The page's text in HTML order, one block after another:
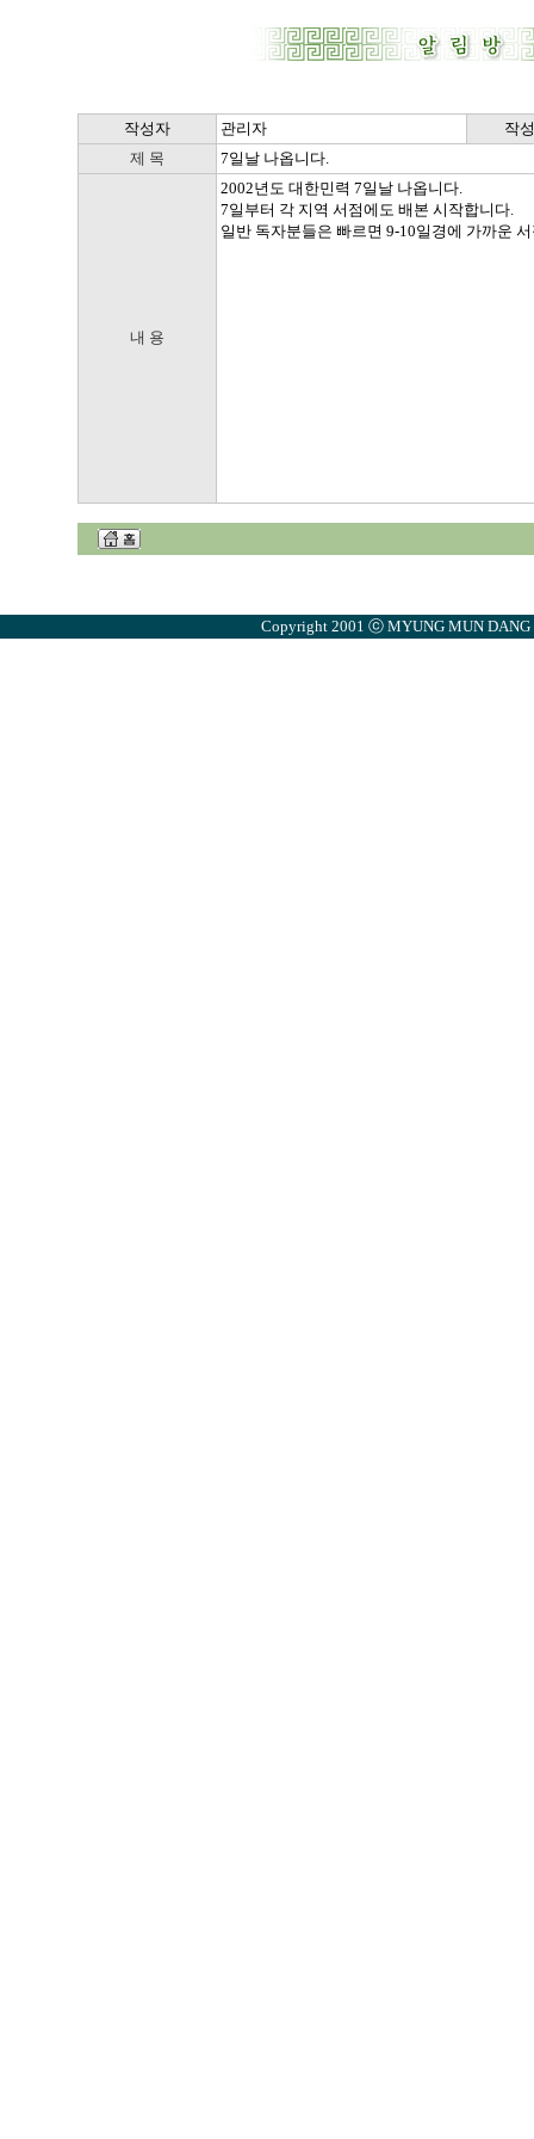
작성자 관리자
작
제 목
7일날 나옵니다.
내 용
2002년도 대한민력 7일날 나옵니다.
7일부터 각 지역 서점에도 배본 시작합니다.
일반 독자분들은 빠르면 9-10일경에 가까운
Copyright 2001 ⓒ MYUNG MUN DANG